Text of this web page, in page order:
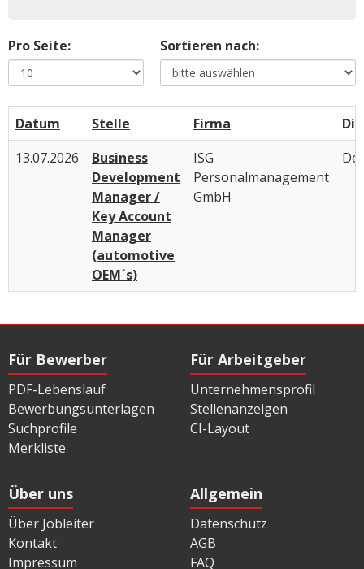
Pro Seite: Sortieren nach:
Datum Stelle Firma
13.07.2026
Business
Development
Manager /
Key Account
Manager
(automotive
OEM´s)
ISG
Personalmanagement
GmbH
Für Bewerber
PDF-Lebenslauf
Bewerbungsunterlagen
Suchprofile
Merkliste
Für Arbeitgeber
Unternehmensprofil
Stellenanzeigen
CI-Layout
Über uns
Über Jobleiter
Kontakt
Impressum
Allgemein
Datenschutz
AGB
FAQ